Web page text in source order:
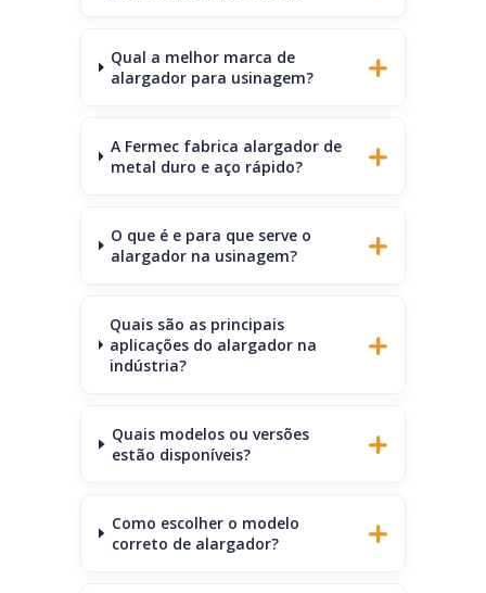
Qual a melhor marca de
alargador para usinagem?
A Fermec fabrica alargador de
metal duro e aço rápido?
O que é e para que serve o
alargador na usinagem?
Quais são as principais
aplicações do alargador na
indústria?
Quais modelos ou versões
estão disponíveis?
Como escolher o modelo
correto de alargador?